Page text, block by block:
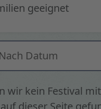
geeignet
Datum
wir kein Festival
dieser Seite